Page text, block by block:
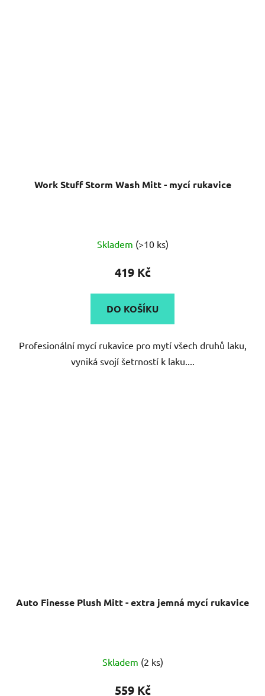
Work Stuff Storm Wash Mitt - mycí rukavice
hodnocení
produktu
5,0
z
hvězdiček.
Skladem (>10 ks)
419 Kč
DO KOŠÍKU
Profesionální mycí rukavice pro mytí všech druhů laku,
vyniká svojí šetrností k laku....
Auto Finesse Plush Mitt - extra jemná mycí rukavice
hodnocení
produktu
Skladem (2 ks)
559 Kč